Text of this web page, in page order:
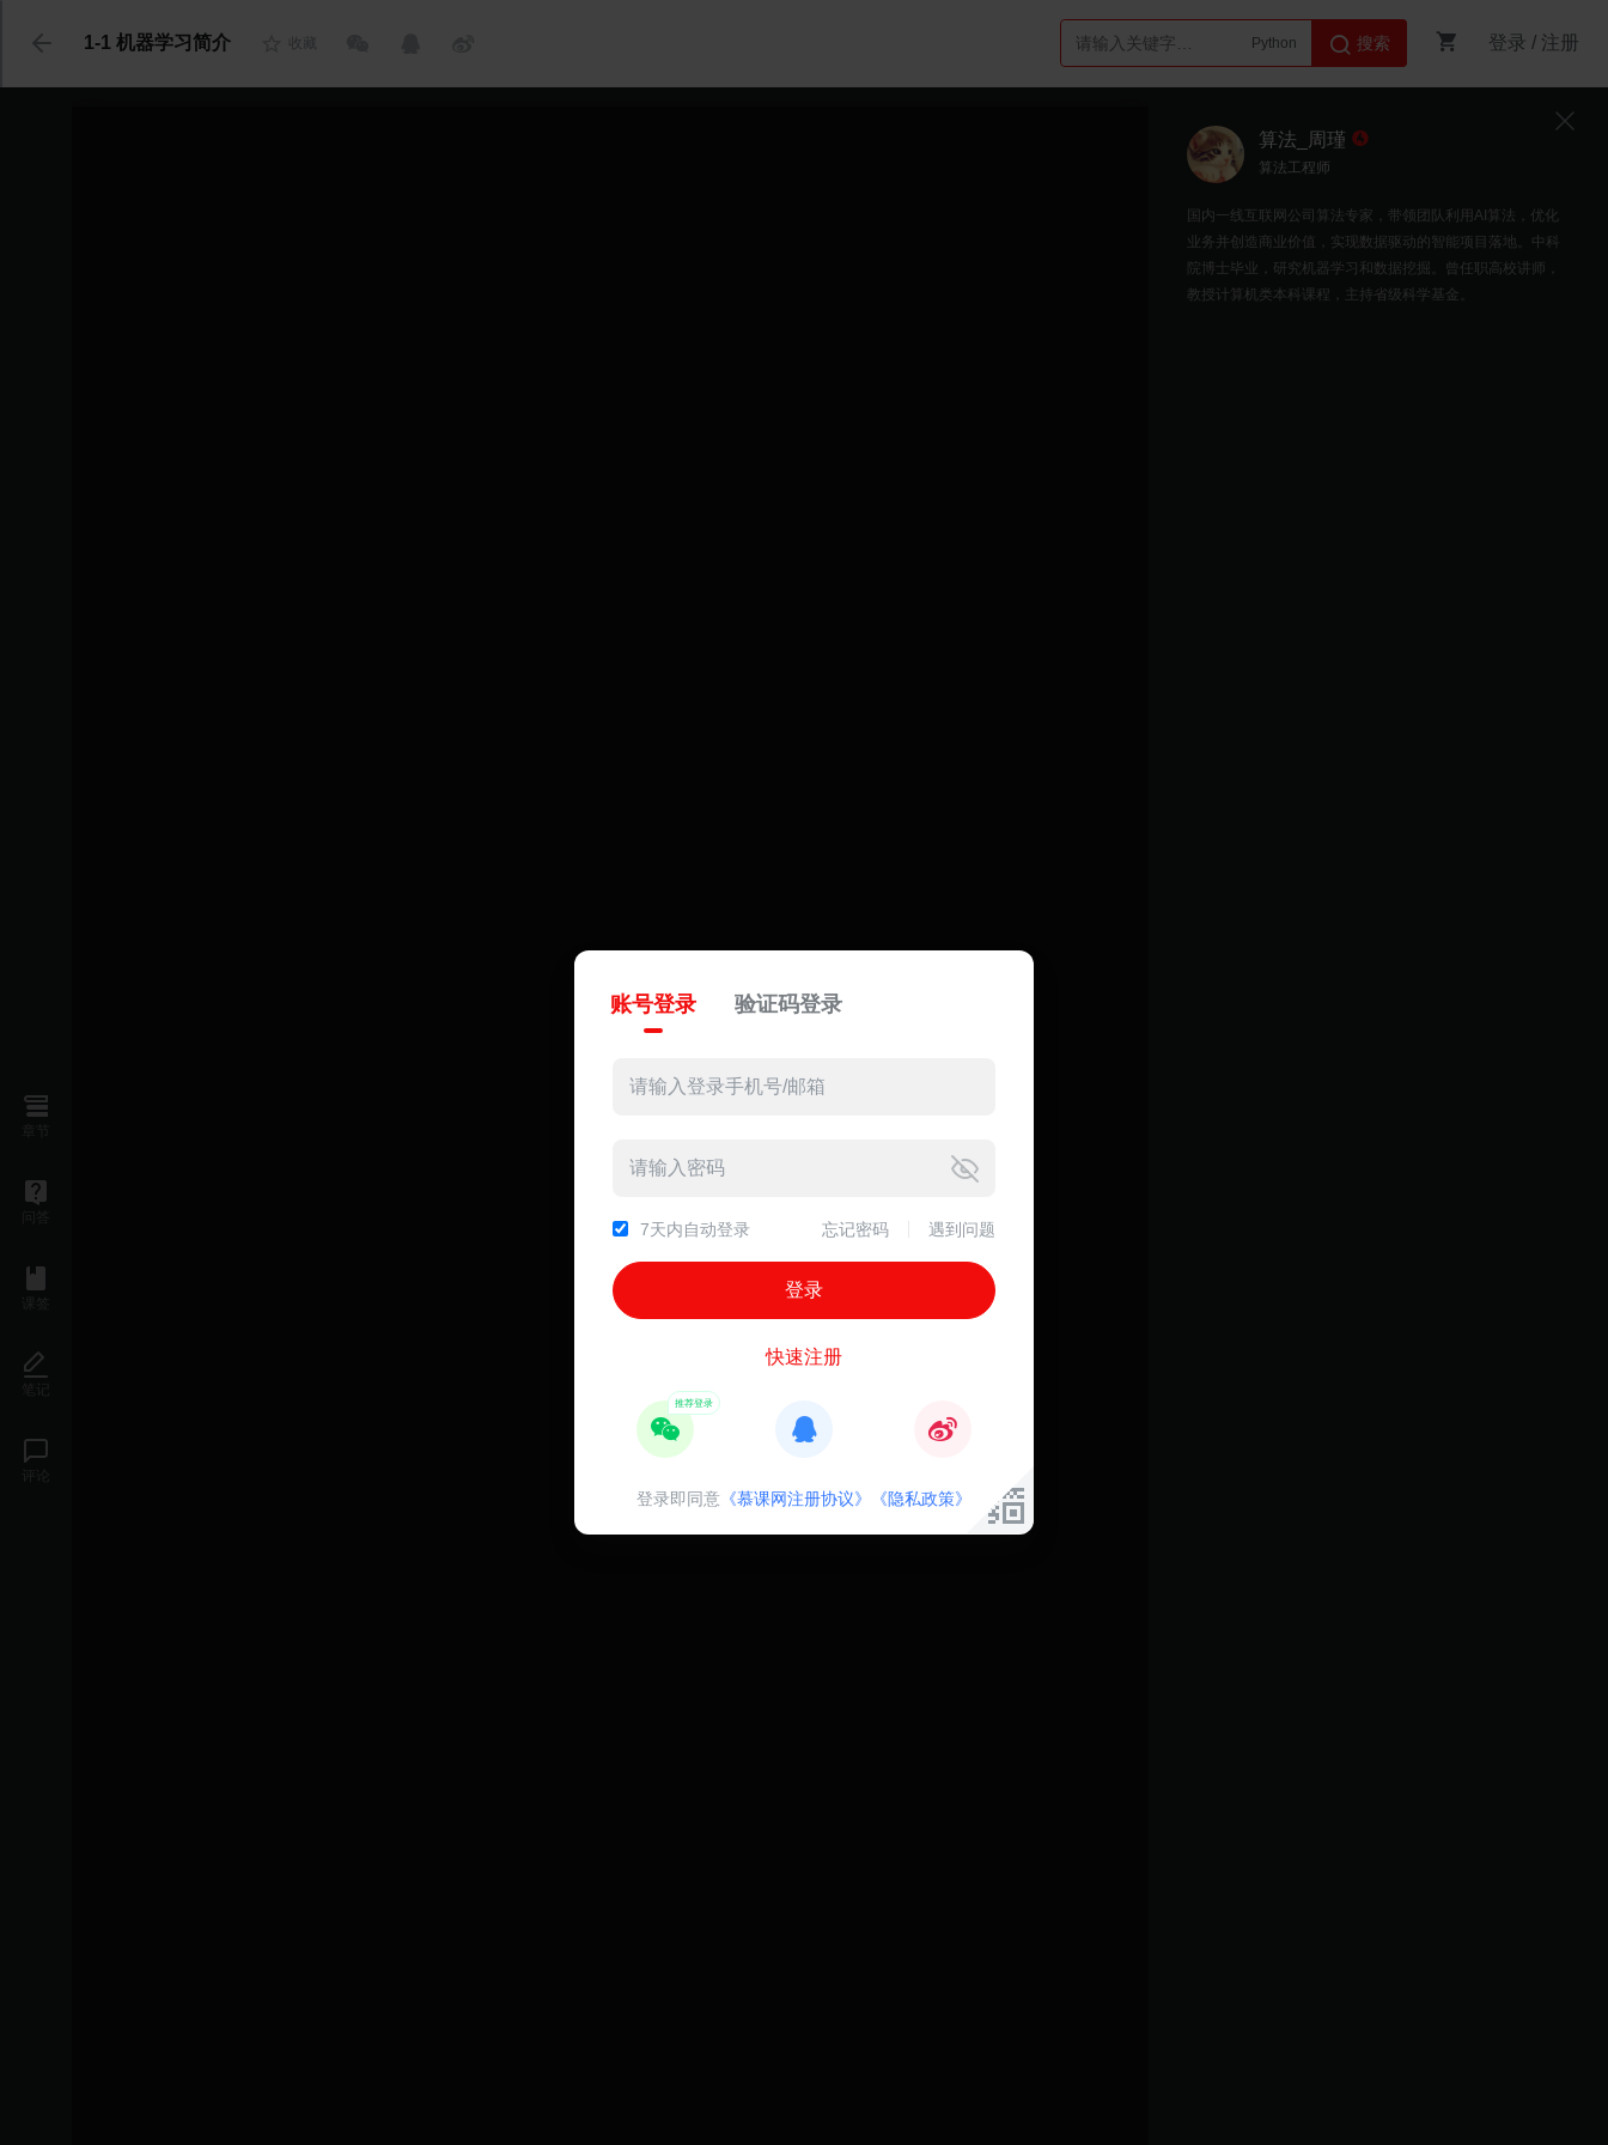
1-1 机器学习简介 收藏
Python
AI智能体
搜索 登录 / 注册
算法_周瑾
算法工程师
国内一线互联网公司算法专家，带领团队利用AI算法，优化
业务并创造商业价值，实现数据驱动的智能项目落地。中科
院博士毕业，研究机器学习和数据挖掘。曾任职高校讲师，
教授计算机类本科课程，主持省级科学基金。
账号登录 验证码登录
7天内自动登录 遇到问题
忘记密码
快速注册
登录即同意 《慕课网注册协议》 《隐私政策》